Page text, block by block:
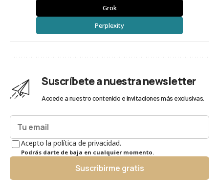
Grok
Perplexity
Suscríbete a nuestra newsletter
Accede a nuestro contenido e invitaciones más exclusivas.
Acepto la política de privacidad.
Podrás darte de baja en cualquier momento.
Suscribirme gratis